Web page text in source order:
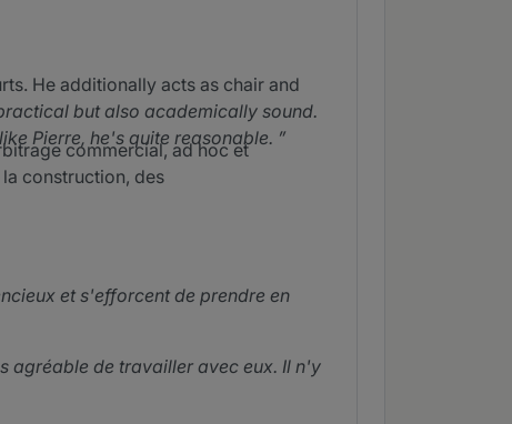
He additionally acts as chair and
but also academically sound.
Pierre, he's quite reasonable.
commercial, ad hoc et
construction, des
et s'efforcent de prendre en
agréable de travailler avec eux. Il n'y